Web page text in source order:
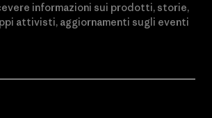
informazioni sui prodotti, storie,
attivisti, aggiornamenti sugli eventi